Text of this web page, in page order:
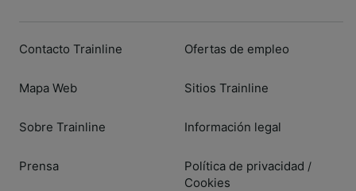
Contacto Trainline
Mapa Web
Sobre Trainline
Prensa
Ofertas de empleo
Sitios Trainline
Información legal
Política de privacidad /
Cookies